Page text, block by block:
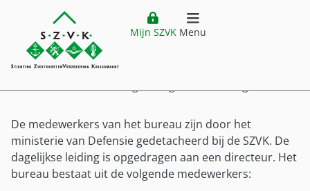
Website header
Ga direct naar hoofdinhoud
Mijn SZVK Menu
Home
Ziektekostenverzekering
Premie
Verzekering
Vergoedingen
Vergoedingen
Vergoedingenoverzicht
Buitenland
Bureau SZVK
De ziektekostenverzekering wordt uitgevoerd door het
bureau van de SZVK. Het bureau telt op dit moment
De medewerkers van het bureau zijn door het
ministerie van Defensie gedetacheerd bij de SZVK. De
dagelijkse leiding is opgedragen aan een directeur. Het
bureau bestaat uit de volgende medewerkers: